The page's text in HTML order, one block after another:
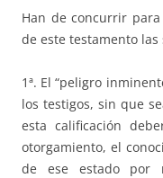
Han de concurrir
de este testamento las
1ª. El “peligro
los testigos, sin que
esta calificación
otorgamiento, el
de ese estado por